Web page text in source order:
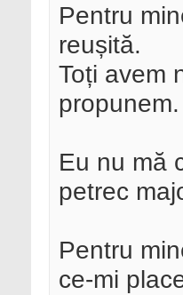
Pentru
reușită.
Toți avem
propunem.
Eu nu mă
petrec
Pentru
ce-mi